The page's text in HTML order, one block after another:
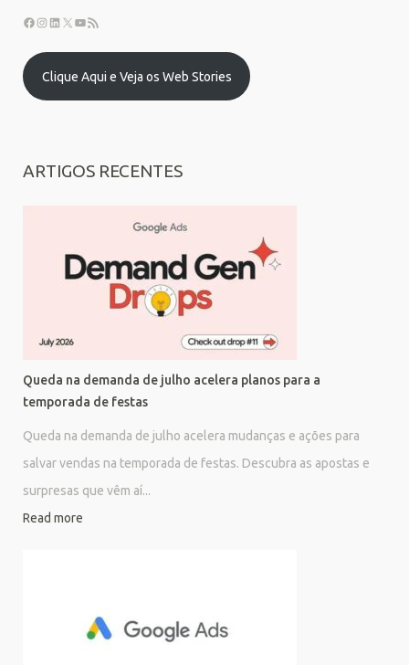
Clique Aqui e Veja os Web Stories
ARTIGOS RECENTES
Queda na demanda de julho acelera planos para a
temporada de festas
Queda na demanda de julho acelera mudanças e ações para
salvar vendas na temporada de festas. Descubra as apostas e
surpresas que vêm aí...
Read more